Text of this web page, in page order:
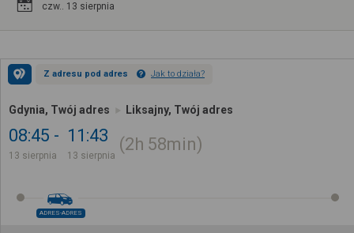
czw.. 13 sierpnia
Z adresu pod adres Jak to działa?
Gdynia, Twój adres Liksajny, Twój adres
08:45
13 sierpnia
11:43
13 sierpnia
2h 58min
ADRES-ADRES